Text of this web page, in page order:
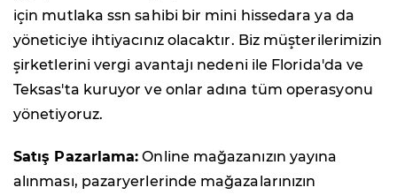
için mutlaka ssn sahibi bir mini hissedara ya da
yöneticiye ihtiyacınız olacaktır. Biz müşterilerimizin
şirketlerini vergi avantajı nedeni ile Florida'da ve
Teksas'ta kuruyor ve onlar adına tüm operasyonu
yönetiyoruz.
Satış Pazarlama: Online mağazanızın yayına
alınması, pazaryerlerinde mağazalarınızın